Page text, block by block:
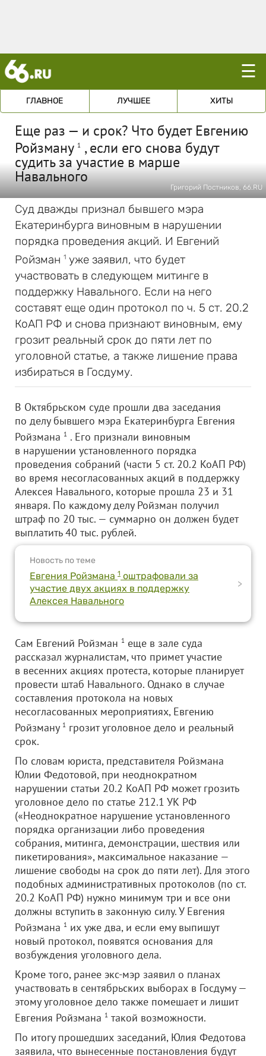
☰
ГЛАВНОЕ ЛУЧШЕЕ ХИТЫ
Еще раз — и срок? Что будет Евгению
Ройзману 1 , если его снова будут
судить за участие в марше
Навального
Григорий Постников, 66.RU
Суд дважды признал бывшего мэра
Екатеринбурга виновным в нарушении
порядка проведения акций. И Евгений
Ройзман 1 уже заявил, что будет
участвовать в следующем митинге в
поддержку Навального. Если на него
составят еще один протокол по ч. 5 ст. 20.2
КоАП РФ и снова признают виновным, ему
грозит реальный срок до пяти лет по
уголовной статье, а также лишение права
избираться в Госдуму.
В Октябрьском суде прошли два заседания
по делу бывшего мэра Екатеринбурга Евгения
Ройзмана 1 . Его признали виновным
в нарушении установленного порядка
проведения собраний (части 5 ст. 20.2 КоАП РФ)
во время несогласованных акций в поддержку
Алексея Навального, которые прошла 23 и 31
января. По каждому делу Ройзман получил
штраф по 20 тыс. — суммарно он должен будет
выплатить 40 тыс. рублей.
Новость по теме
Евгения Ройзмана 1 оштрафовали за
участие двух акциях в поддержку
Алексея Навального
>
Сам Евгений Ройзман 1 еще в зале суда
рассказал журналистам, что примет участие
в весенних акциях протеста, которые планирует
провести штаб Навального. Однако в случае
составления протокола на новых
несогласованных мероприятиях, Евгению
Ройзману 1 грозит уголовное дело и реальный
срок.
По словам юриста, представителя Ройзмана
Юлии Федотовой, при неоднократном
нарушении статьи 20.2 КоАП РФ может грозить
уголовное дело по статье 212.1 УК РФ
(«Неоднократное нарушение установленного
порядка организации либо проведения
собрания, митинга, демонстрации, шествия или
пикетирования», максимальное наказание —
лишение свободы на срок до пяти лет). Для этого
подобных административных протоколов (по ст.
20.2 КоАП РФ) нужно минимум три и все они
должны вступить в законную силу. У Евгения
Ройзмана 1 их уже два, и если ему выпишут
новый протокол, появятся основания для
возбуждения уголовного дела.
Кроме того, ранее экс-мэр заявил о планах
участвовать в сентябрьских выборах в Госдуму —
этому уголовное дело также помешает и лишит
Евгения Ройзмана 1 такой возможности.
По итогу прошедших заседаний, Юлия Федотова
заявила, что вынесенные постановления будут